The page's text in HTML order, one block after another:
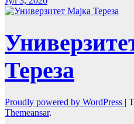
Тереза
Proudly powered by WordPress |
Themeansar.